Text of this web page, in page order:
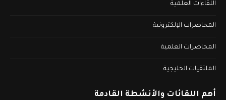
اللقاءات العلمية
المحاضرات الإلكترونية
المحاضرات العلمية
الملتقيات الخليجية
أهم اللقائات والأنشطة القادمة